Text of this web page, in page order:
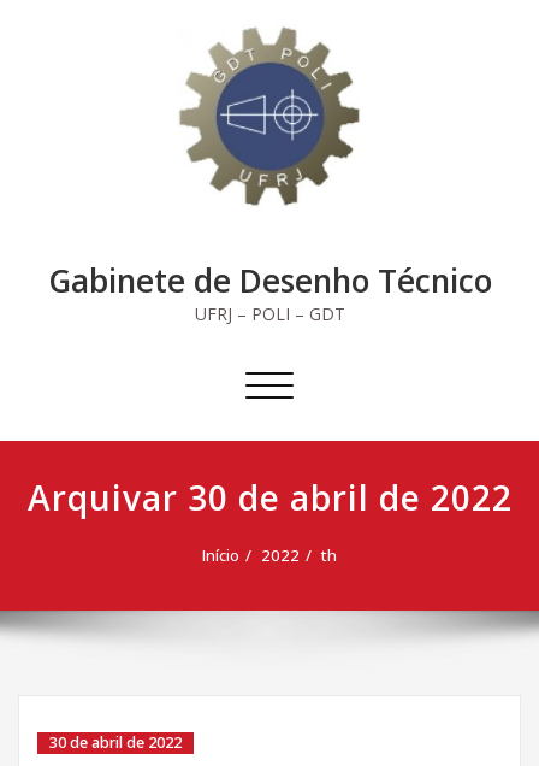
Gabinete de Desenho Técnico
UFRJ – POLI – GDT
Alternar
Arquivar 30 de abril de 2022
Início 2022 th
30 de abril de 2022